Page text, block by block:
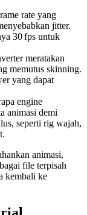
rate yang
jitter.
30 fps untuk
meratakan
memutus skinning.
yang dapat
engine
animasi demi
seperti rig wajah,
animasi,
file terpisah
kembali ke